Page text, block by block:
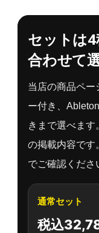
セットは
合わせて
当店の商品ペー
ー付き、
きまで選べま
の掲載内容です
でご確認くださ
通常セット
税込